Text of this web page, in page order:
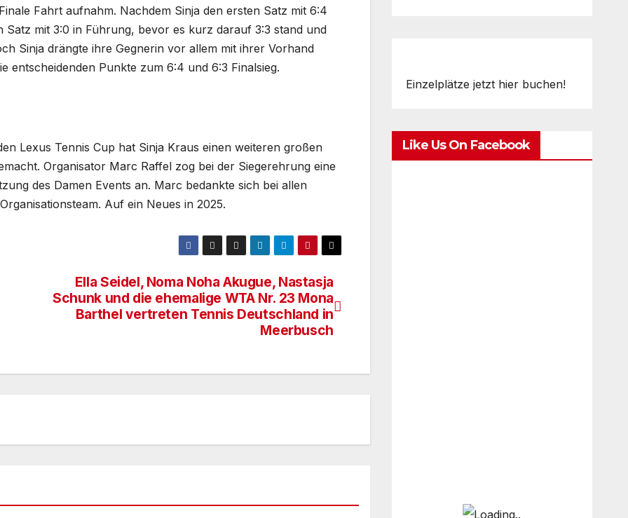
Fahrt aufnahm. Nachdem Sinja den ersten Satz mit 6:4
mit 3:0 in Führung, bevor es kurz darauf 3:3 stand und
Sinja drängte ihre Gegnerin vor allem mit ihrer Vorhand
entscheidenden Punkte zum 6:4 und 6:3 Finalsieg.
Lexus Tennis Cup hat Sinja Kraus einen weiteren großen
Organisator Marc Raffel zog bei der Siegerehrung eine
des Damen Events an. Marc bedankte sich bei allen
Auf ein Neues in 2025.
Ella Seidel, Noma Noha Akugue, Nastasja
Schunk und die ehemalige WTA Nr. 23 Mona
Barthel vertreten Tennis Deutschland in
Meerbusch
Einzelplätze jetzt hier buchen!
Like Us On Facebook